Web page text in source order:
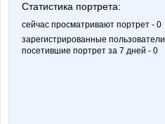
Статистика портрета:
сейчас просматривают портрет - 0
зарегистрированные пользователи
посетившие портрет за 7 дней - 0